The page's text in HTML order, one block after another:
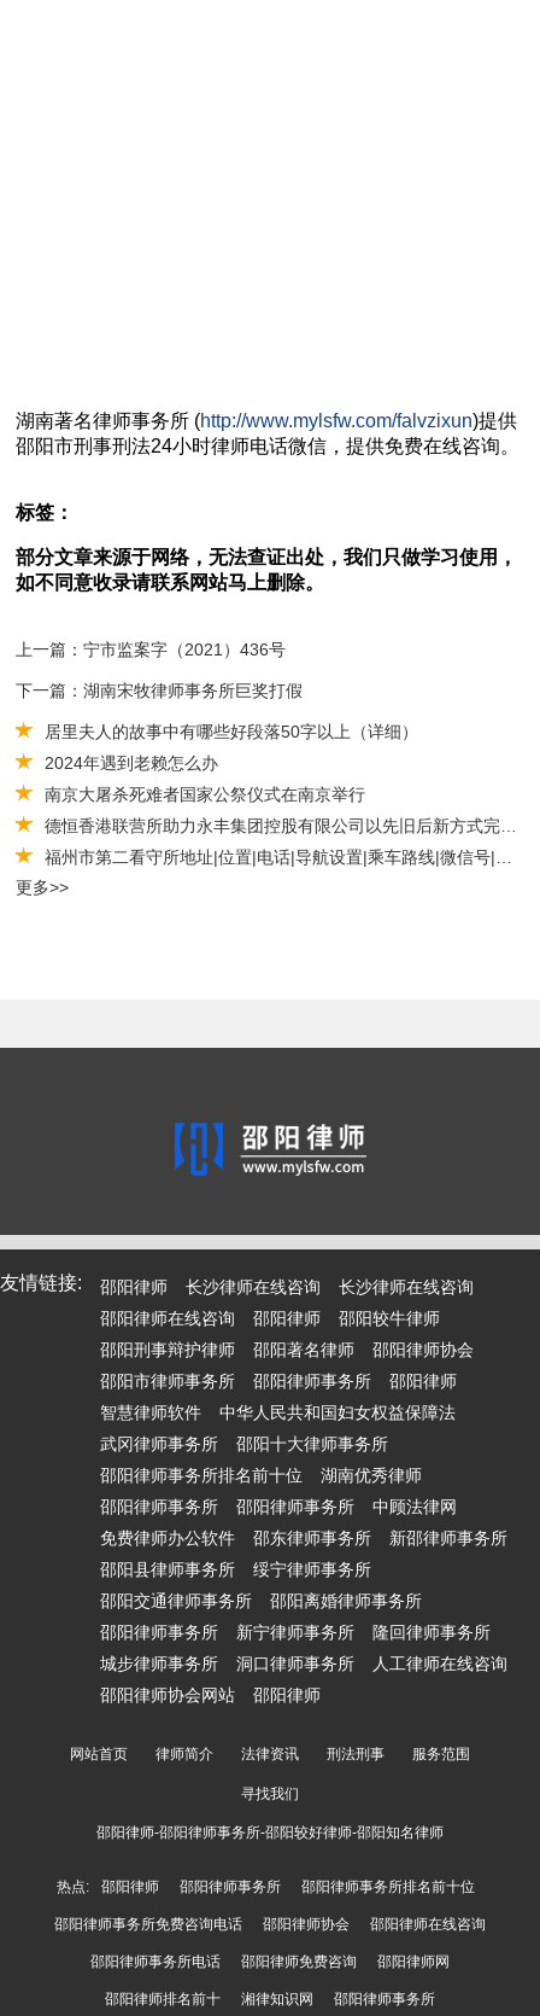
湖南著名律师事务所 (http://www.mylsfw.com/falvzixun)提供
邵阳市刑事刑法24小时律师电话微信，提供免费在线咨询。
标签：
部分文章来源于网络，无法查证出处，我们只做学习使用，
如不同意收录请联系网站马上删除。
上一篇：宁市监案字（2021）436号
下一篇：湖南宋牧律师事务所巨奖打假
居里夫人的故事中有哪些好段落50字以上（详细）
2024年遇到老赖怎么办
南京大屠杀死难者国家公祭仪式在南京举行
德恒香港联营所助力永丰集团控股有限公司以先旧后新方式完成配售及认购
福州市第二看守所地址|位置|电话|导航设置|乘车路线|微信号|律师会见
更多>>
友情链接: 邵阳律师 长沙律师在线咨询
长沙律师在线咨询
邵阳律师在线咨询
邵阳律师
邵阳较牛律师
邵阳刑事辩护律师
邵阳著名律师
邵阳律师协会
邵阳市律师事务所
邵阳律师事务所
邵阳律师
智慧律师软件
中华人民共和国妇女权益保障法
武冈律师事务所
邵阳十大律师事务所
邵阳律师事务所排名前十位
湖南优秀律师
邵阳律师事务所
邵阳律师事务所
中顾法律网
免费律师办公软件
邵东律师事务所
新邵律师事务所
邵阳县律师事务所
绥宁律师事务所
邵阳交通律师事务所
邵阳离婚律师事务所
邵阳律师事务所
新宁律师事务所
隆回律师事务所
城步律师事务所
洞口律师事务所
人工律师在线咨询
邵阳律师协会网站
邵阳律师
网站首页 律师简介 法律资讯 刑法刑事 服务范围
寻找我们
邵阳律师-邵阳律师事务所-邵阳较好律师-邵阳知名律师
热点: 邵阳律师 邵阳律师事务所 邵阳律师事务所排名前十位
邵阳律师事务所免费咨询电话 邵阳律师协会 邵阳律师在线咨询
邵阳律师事务所电话 邵阳律师免费咨询 邵阳律师网
邵阳律师排名前十 湘律知识网 邵阳律师事务所